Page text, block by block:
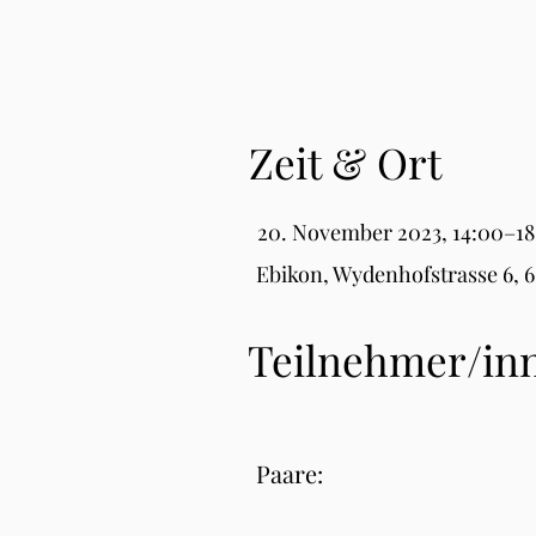
Zeit & Ort
20. November 2023,
Ebikon, Wydenhofstrasse 6,
Teilnehmer/
Paare: